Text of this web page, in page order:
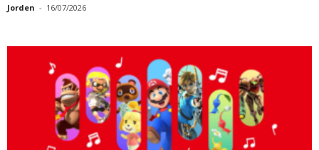
Jorden - 16/07/2026